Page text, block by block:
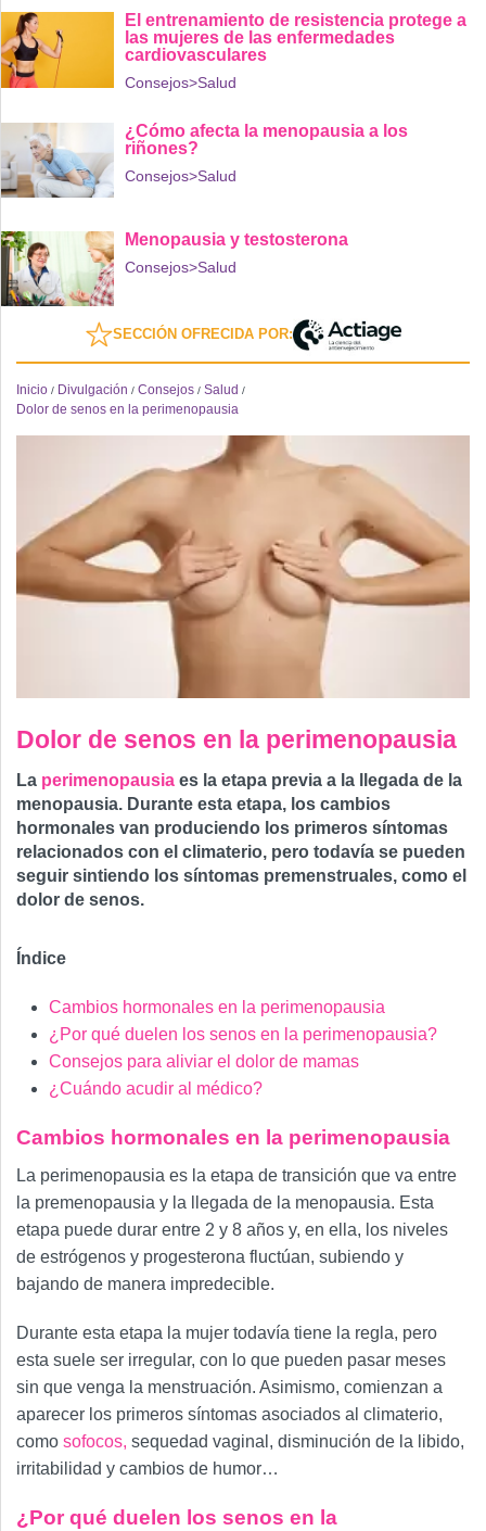
El entrenamiento de resistencia protege a
las mujeres de las enfermedades
cardiovasculares
Consejos>Salud
¿Cómo afecta la menopausia a los
riñones?
Consejos>Salud
Menopausia y testosterona
Consejos>Salud
SECCIÓN OFRECIDA POR:
Inicio / Divulgación / Consejos / Salud /
Dolor de senos en la perimenopausia
Dolor de senos en la perimenopausia
La perimenopausia es la etapa previa a la llegada de la
menopausia. Durante esta etapa, los cambios
hormonales van produciendo los primeros síntomas
relacionados con el climaterio, pero todavía se pueden
seguir sintiendo los síntomas premenstruales, como el
dolor de senos.
Índice
Cambios hormonales en la perimenopausia
¿Por qué duelen los senos en la perimenopausia?
Consejos para aliviar el dolor de mamas
¿Cuándo acudir al médico?
Cambios hormonales en la perimenopausia
La perimenopausia es la etapa de transición que va entre
la premenopausia y la llegada de la menopausia. Esta
etapa puede durar entre 2 y 8 años y, en ella, los niveles
de estrógenos y progesterona fluctúan, subiendo y
bajando de manera impredecible.
Durante esta etapa la mujer todavía tiene la regla, pero
esta suele ser irregular, con lo que pueden pasar meses
sin que venga la menstruación. Asimismo, comienzan a
aparecer los primeros síntomas asociados al climaterio,
como sofocos, sequedad vaginal, disminución de la libido,
irritabilidad y cambios de humor…
¿Por qué duelen los senos en la